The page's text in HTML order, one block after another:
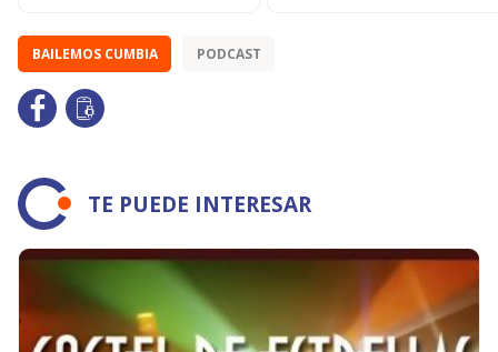
BAILEMOS CUMBIA PODCAST
TE PUEDE INTERESAR